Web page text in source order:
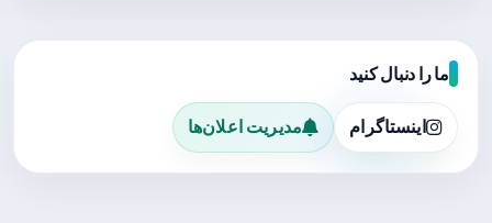
ما را دنبال کنید
اینستاگرام مدیریت اعلان‌ها